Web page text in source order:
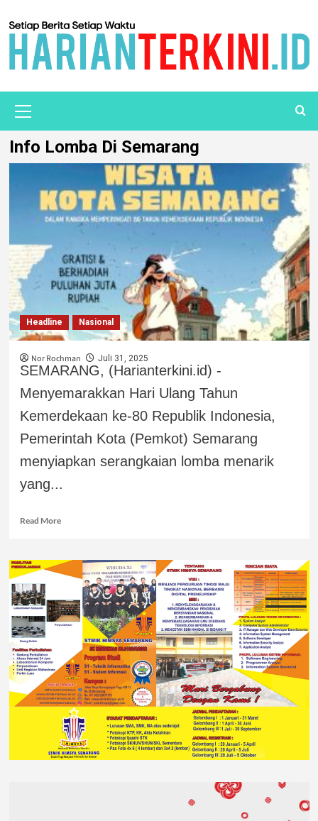
Info Lomba Di Semarang
Headline Nasional
Nor Rochman Juli 31, 2025
SEMARANG, (Harianterkini.id) -
Menyemarakkan Hari Ulang Tahun
Kemerdekaan ke-80 Republik Indonesia,
Pemerintah Kota (Pemkot) Semarang
menyiapkan serangkaian lomba menarik
yang...
Read More